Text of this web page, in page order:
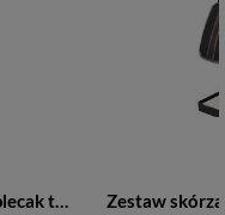
Skórzany plecaczek damski czarny plecak torebka 2w1 Beltimore 019